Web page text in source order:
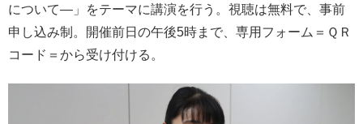
について―」をテーマに講演を行う。視聴は無料で、事前
申し込み制。開催前日の午後5時まで、専用フォーム＝ＱＲ
コード＝から受け付ける。